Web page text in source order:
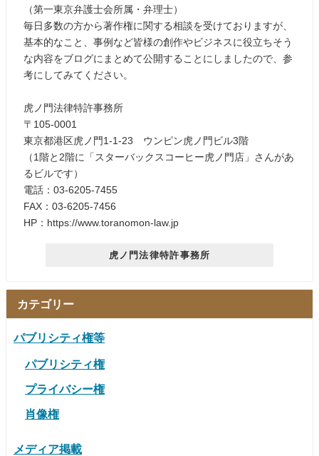
（第一東京弁護士会所属・弁理士）
毎日多数の方から著作権に関する相談を受けておりますが、
基本的なこと、事例など皆様の創作やビジネスに役立ちそう
な内容をブログにまとめて公開することにしましたので、参
考にしてみてください。
虎ノ門法律特許事務所
〒105-0001
東京都港区虎ノ門1-1-23 ウンピン虎ノ門ビル3階
（1階と2階に「スターバックスコーヒー虎ノ門店」さんがあ
るビルです）
電話：03-6205-7455
FAX：03-6205-7456
HP：https://www.toranomon-law.jp
虎ノ門法律特許事務所
カテゴリー
パブリシティ権等
パブリシティ権
プライバシー権
肖像権
メディア掲載